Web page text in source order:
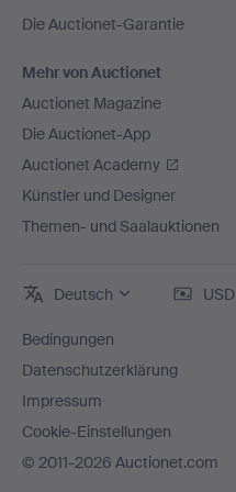
Die Auctionet-Garantie
Mehr von Auctionet
Auctionet Magazine
Die Auctionet-App
Auctionet Academy
Künstler und Designer
Themen- und Saalauktionen
Deutsch USD
Bedingungen
Datenschutzerklärung
Impressum
Cookie-Einstellungen
© 2011-2026 Auctionet.com